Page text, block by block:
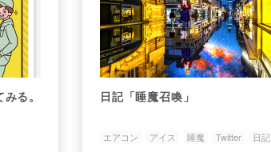
る。 日記「睡魔召喚」
エアコン アイス 睡魔 Twitter 日記